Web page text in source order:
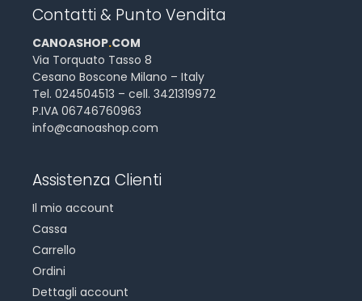
Contatti & Punto Vendita
CANOASHOP.COM
Via Torquato Tasso 8
Cesano Boscone Milano – Italy
Tel. 024504513 – cell. 3421319972
P.IVA 06746760963
info@canoashop.com
Assistenza Clienti
Il mio account
Cassa
Carrello
Ordini
Dettagli account